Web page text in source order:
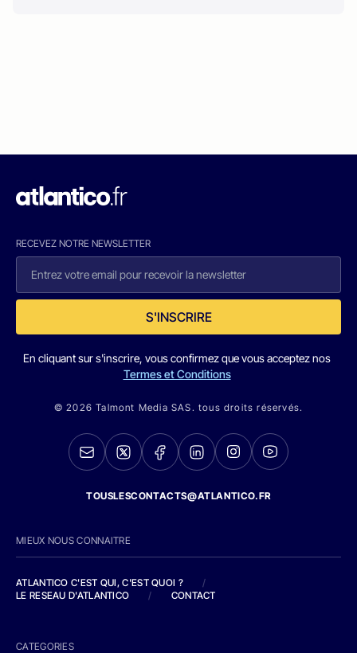
RECEVEZ NOTRE NEWSLETTER
S'INSCRIRE
En cliquant sur s'inscrire, vous confirmez que vous acceptez nos
Termes et Conditions
© 2026 Talmont Media SAS. tous droits réservés.
TOUSLESCONTACTS@ATLANTICO.FR
MIEUX NOUS CONNAITRE
ATLANTICO C'EST QUI, C'EST QUOI ?
/
LE RESEAU D'ATLANTICO
/ CONTACT
CATEGORIES